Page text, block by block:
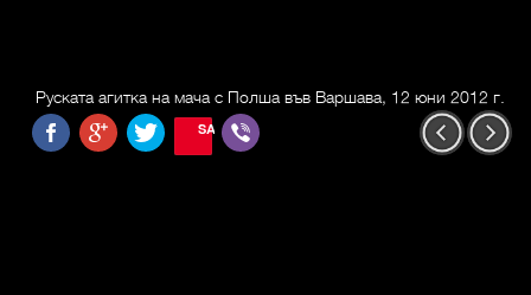
Руската агитка на мача с Полша във Варшава, 12 юни 2012 г.
SAVE